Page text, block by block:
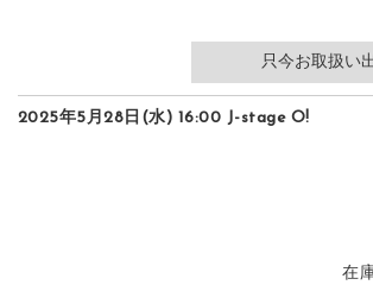
只今お取扱い
2025年5月28日(水) 16:00 J-stage O!
在